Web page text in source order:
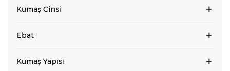
Kumaş Cinsi
Ebat
Kumaş Yapısı